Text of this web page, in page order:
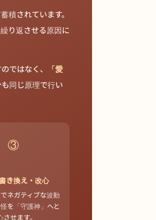
積されています。
り返させる原因に
ではなく、
「愛
同じ原理で行い
③
き換え・改心
ネガティブな波動
を「守護神」へと
させます。